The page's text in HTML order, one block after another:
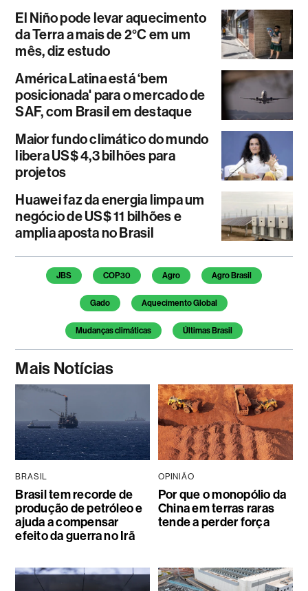
El Niño pode levar aquecimento
da Terra a mais de 2°C em um
mês, diz estudo
América Latina está ‘bem
posicionada' para o mercado de
SAF, com Brasil em destaque
Maior fundo climático do mundo
libera US$ 4,3 bilhões para
projetos
Huawei faz da energia limpa um
negócio de US$ 11 bilhões e
amplia aposta no Brasil
Temas deste artigo
JBS COP30 Agro Agro Brasil
Gado Aquecimento Global
Mudanças climáticas Últimas Brasil
Mais Notícias
BRASIL
Brasil tem recorde de
produção de petróleo e
ajuda a compensar
efeito da guerra no Irã
OPINIÃO
Por que o monopólio da
China em terras raras
tende a perder força